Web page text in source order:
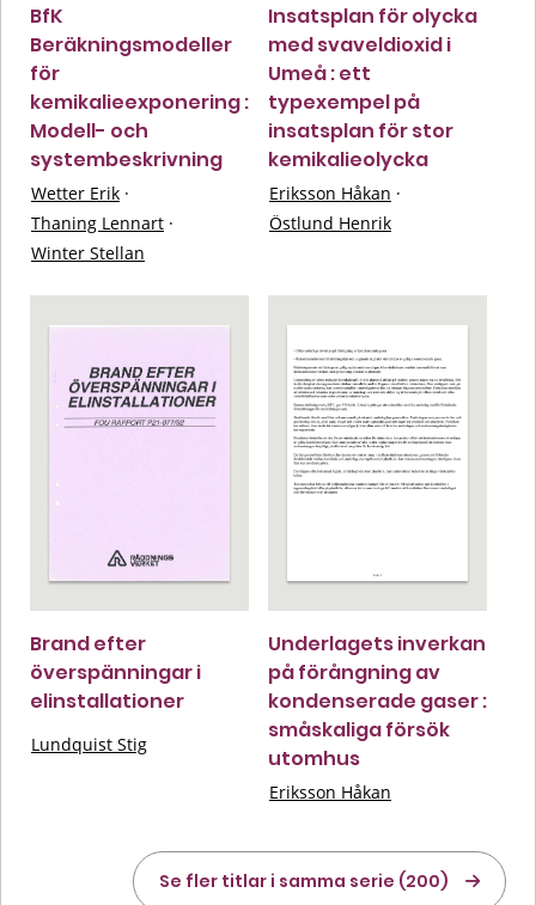
BfK
Beräkningsmodeller
för
kemikalieexponering :
Modell- och
systembeskrivning
Wetter Erik ·
Thaning Lennart ·
Winter Stellan
Insatsplan för olycka
med svaveldioxid i
Umeå : ett
typexempel på
insatsplan för stor
kemikalieolycka
Eriksson Håkan ·
Östlund Henrik
Brand efter
överspänningar i
elinstallationer
Lundquist Stig
Underlagets inverkan
på förångning av
kondenserade gaser :
småskaliga försök
utomhus
Eriksson Håkan
Se fler titlar i samma serie (200)